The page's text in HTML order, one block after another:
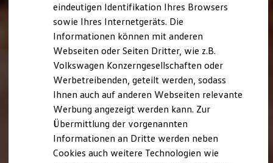
Lifestyle Shop
T-Roc Kollektion
Golf Kollektion
Volkswagen Kollektion
R-Kollektion
GTI Kollektion
Fußball Drop
we drive football
#wedriveproud
Besitzer und Service
myVolkswagen
Software Updates
Service und Ersatzteile
eindeutigen Identifikation Ihres Browsers
sowie Ihres Internetgeräts. Die
Informationen können mit anderen
Webseiten oder Seiten Dritter, wie z.B.
Volkswagen Konzerngesellschaften oder
Werbetreibenden, geteilt werden, sodass
Ihnen auch auf anderen Webseiten relevante
Werbung angezeigt werden kann. Zur
Übermittlung der vorgenannten
Informationen an Dritte werden neben
Cookies auch weitere Technologien wie